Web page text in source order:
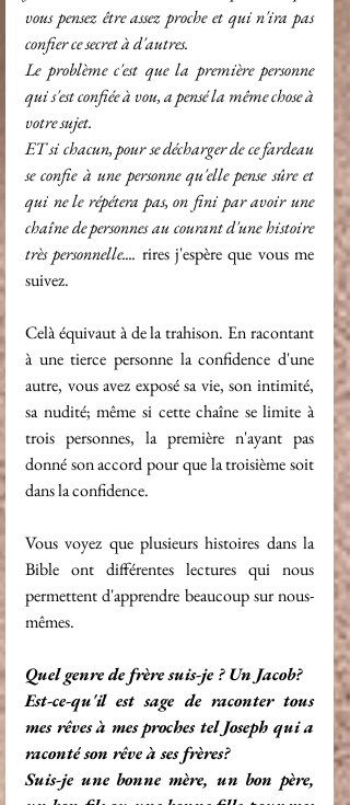
vous pensez être assez proche et qui n'ira pas
confier ce secret à d'autres.
Le problème c'est que la première personne
qui s'est confiée à vou, a pensé la même chose à
votre sujet.
ET si chacun, pour se décharger de ce fardeau
se confie à une personne qu'elle pense sûre et
qui ne le répétera pas, on fini par avoir une
chaîne de personnes au courant d'une histoire
très personnelle.... rires j'espère que vous me
suivez.
Celà équivaut à de la trahison. En racontant
à une tierce personne la confidence d'une
autre, vous avez exposé sa vie, son intimité,
sa nudité; même si cette chaîne se limite à
trois personnes, la première n'ayant pas
donné son accord pour que la troisième soit
dans la confidence.
Vous voyez que plusieurs histoires dans la
Bible ont différentes lectures qui nous
permettent d'apprendre beaucoup sur nous-
mêmes.
Quel genre de frère suis-je ? Un Jacob?
Est-ce-qu'il est sage de raconter tous
mes rêves à mes proches tel Joseph qui a
raconté son rêve à ses frères?
Suis-je une bonne mère, un bon père,